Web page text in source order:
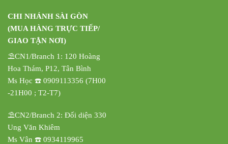
CHI NHÁNH SÀI GÒN
(MUA HÀNG TRỰC TIẾP/
GIAO TẬN NƠI)
⛱️CN1/Branch 1: 120 Hoàng
Hoa Thám, P12, Tân Bình
Ms Học ☎️ 0909113356 (7H00
-21H00 ; T2-T7)
⛱️CN2/Branch 2: Đối diện 330
Ung Văn Khiêm
Ms Vân ☎️ 0934119965